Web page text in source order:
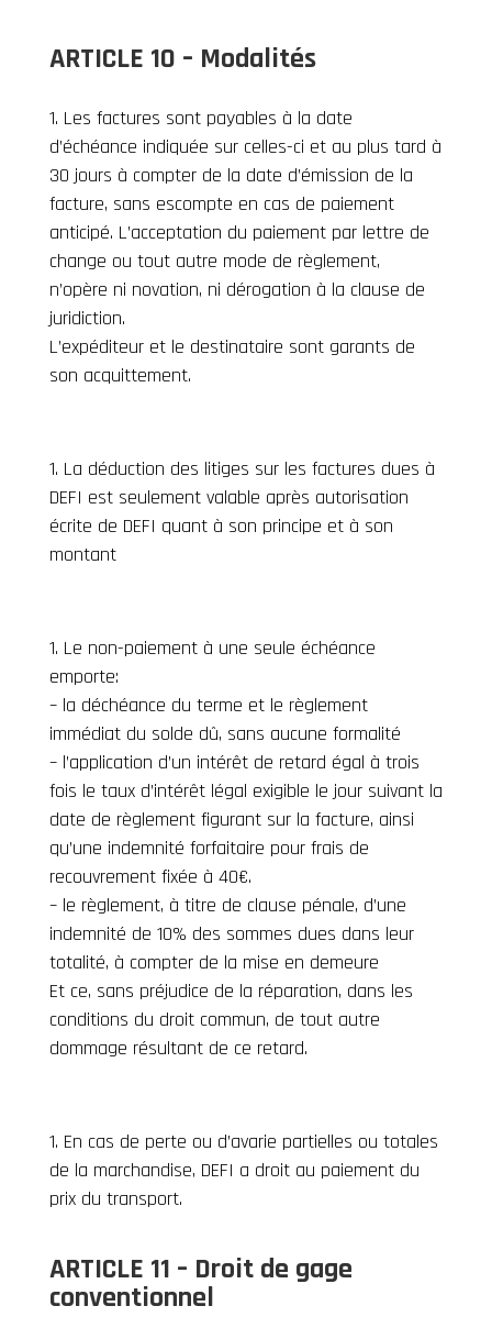
ARTICLE 10 – Modalités
Les factures sont payables à la date
d’échéance indiquée sur celles-ci et au plus tard à
30 jours à compter de la date d’émission de la
facture, sans escompte en cas de paiement
anticipé. L’acceptation du paiement par lettre de
change ou tout autre mode de règlement,
n’opère ni novation, ni dérogation à la clause de
juridiction.
L’expéditeur et le destinataire sont garants de
son acquittement.
La déduction des litiges sur les factures dues à
DEFI est seulement valable après autorisation
écrite de DEFI quant à son principe et à son
montant
Le non-paiement à une seule échéance
emporte:
– la déchéance du terme et le règlement
immédiat du solde dû, sans aucune formalité
– l’application d’un intérêt de retard égal à trois
fois le taux d’intérêt légal exigible le jour suivant la
date de règlement figurant sur la facture, ainsi
qu’une indemnité forfaitaire pour frais de
recouvrement fixée à 40€.
– le règlement, à titre de clause pénale, d’une
indemnité de 10% des sommes dues dans leur
totalité, à compter de la mise en demeure
Et ce, sans préjudice de la réparation, dans les
conditions du droit commun, de tout autre
dommage résultant de ce retard.
En cas de perte ou d’avarie partielles ou totales
de la marchandise, DEFI a droit au paiement du
prix du transport.
ARTICLE 11 – Droit de gage
conventionnel